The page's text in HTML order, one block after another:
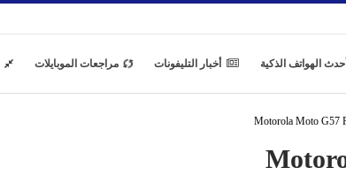
أحدث الهواتف الذكية أخبار التليفونات مراجعات الموبايلات